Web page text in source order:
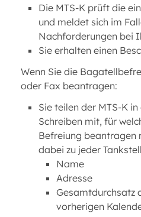
Die MTS-K prüft die
und meldet sich im
Nachforderungen bei
Sie erhalten einen
Wenn Sie die
oder Fax beantragen:
Sie teilen der MTS-K
Schreiben mit, für
Befreiung beantragen
dabei zu jeder
Name
Adresse
Gesamtdurchsatz
vorherigen